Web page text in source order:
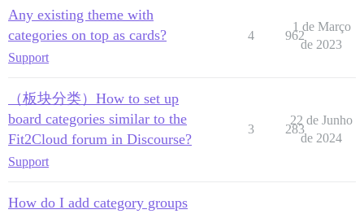
Any existing theme with
categories on top as cards?
Support
4 962
1 de Março
de 2023
（板块分类）How to set up
board categories similar to the
Fit2Cloud forum in Discourse?
Support
3 283
22 de Junho
de 2024
How do I add category groups